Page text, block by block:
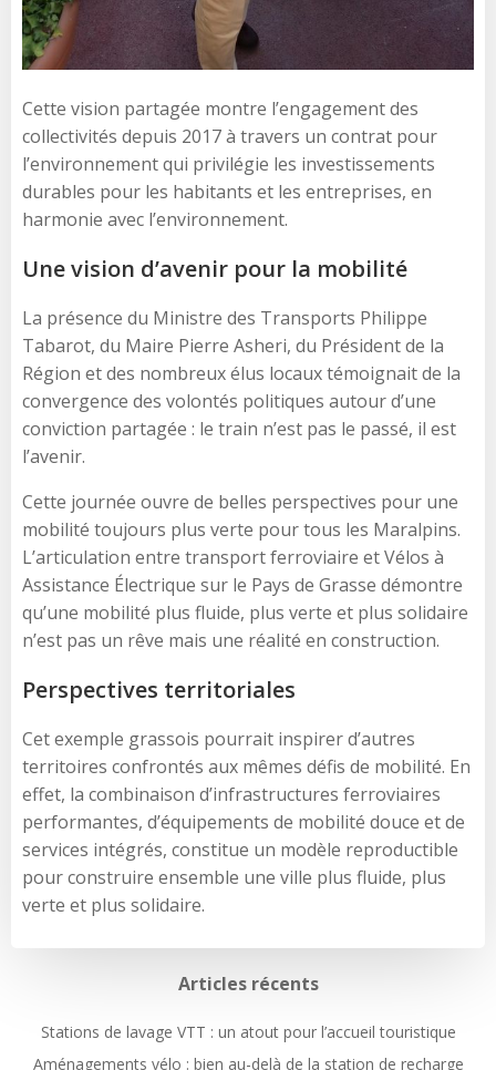
Cette vision partagée montre l’engagement des
collectivités depuis 2017 à travers un contrat pour
l’environnement qui privilégie les investissements
durables pour les habitants et les entreprises, en
harmonie avec l’environnement.
Une vision d’avenir pour la mobilité
La présence du Ministre des Transports Philippe
Tabarot, du Maire Pierre Asheri, du Président de la
Région et des nombreux élus locaux témoignait de la
convergence des volontés politiques autour d’une
conviction partagée : le train n’est pas le passé, il est
l’avenir.
Cette journée ouvre de belles perspectives pour une
mobilité toujours plus verte pour tous les Maralpins.
L’articulation entre transport ferroviaire et Vélos à
Assistance Électrique sur le Pays de Grasse démontre
qu’une mobilité plus fluide, plus verte et plus solidaire
n’est pas un rêve mais une réalité en construction.
Perspectives territoriales
Cet exemple grassois pourrait inspirer d’autres
territoires confrontés aux mêmes défis de mobilité. En
effet, la combinaison d’infrastructures ferroviaires
performantes, d’équipements de mobilité douce et de
services intégrés, constitue un modèle reproductible
pour construire ensemble une ville plus fluide, plus
verte et plus solidaire.
Articles récents
Stations de lavage VTT : un atout pour l’accueil touristique
Aménagements vélo : bien au-delà de la station de recharge